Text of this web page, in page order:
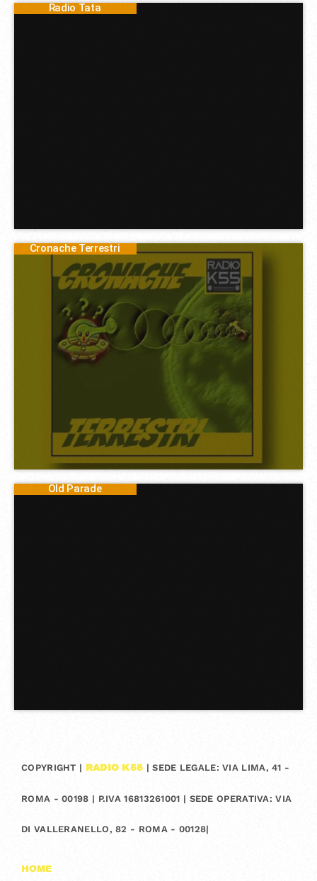
Radio Tata
Cronache Terrestri
Old Parade
COPYRIGHT | RADIO K55 | SEDE LEGALE: VIA LIMA, 41 -
ROMA - 00198 | P.IVA 16813261001 | SEDE OPERATIVA: VIA
DI VALLERANELLO, 82 - ROMA - 00128|
HOME